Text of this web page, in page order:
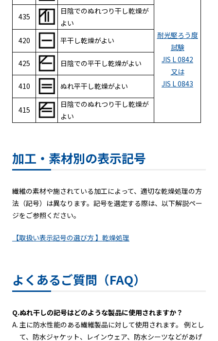
耐光堅ろう度
試験
JIS L 0842
又は
JIS L 0843
435
日陰でのぬれつり干し乾燥が
よい
420
平干し乾燥がよい
425 日陰での平干し乾燥がよい
410 ぬれ平干し乾燥がよい
415
日陰でのぬれつり干し乾燥が
よい
加工・素材別の表示記号
繊維の素材や施されている加工によって、適切な乾燥処理の方
法（記号）は異なります。記号を選定する際は、以下解説ペー
ジをご参照ください。
【取扱い表示記号の選び方】乾燥処理
よくあるご質問（FAQ）
Q.ぬれ干しの記号はどのような製品に使用されますか？
A. 主に防水性能のある繊維製品に対して使用されます。 例とし
て、防水ジャケット、レインウェア、防水シーツなどがあげ